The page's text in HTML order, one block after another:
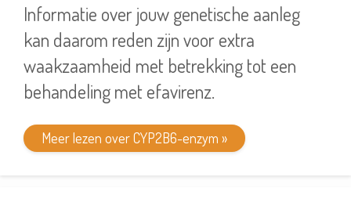
Informatie over jouw genetische aanleg
kan daarom reden zijn voor extra
waakzaamheid met betrekking tot een
behandeling met efavirenz.
Meer lezen over CYP2B6-enzym »